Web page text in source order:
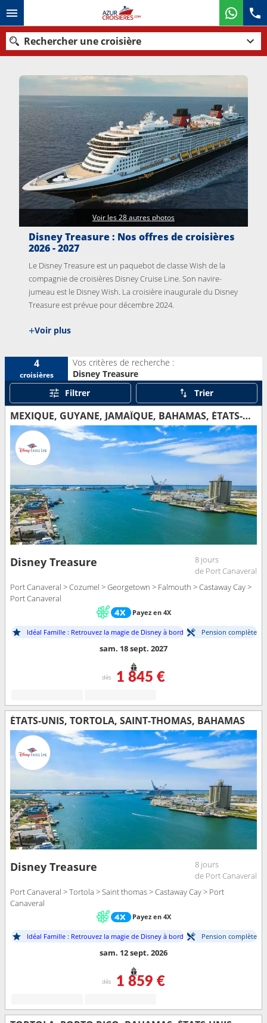
Rechercher une croisière
Nos destinations
Mois de départ
Ports Compagnies
Rechercher
Disney Treasure : Nos offres de croisières
2026 - 2027
Le Disney Treasure est un paquebot de classe Wish de la
compagnie de croisières Disney Cruise Line. Son navire-
jumeau est le Disney Wish. La croisière inaugurale du Disney
Treasure est prévue pour décembre 2024.
+Voir plus
Voir les 28 autres photos
4
croisières
Vos critères de recherche :
Disney Treasure
Filtrer
Trier
MEXIQUE, GUYANE, JAMAÏQUE, BAHAMAS, ÉTATS-UNIS
Disney Treasure
8 jours
de Port Canaveral
Port Canaveral > Cozumel > Georgetown > Falmouth > Castaway Cay >
Port Canaveral
Payez en 4X
Idéal Famille : Retrouvez la magie de Disney à bord Pension complète
sam. 18 sept. 2027
dès 1 845 €
ÉTATS-UNIS, TORTOLA, SAINT-THOMAS, BAHAMAS
Disney Treasure
8 jours
de Port Canaveral
Port Canaveral > Tortola > Saint thomas > Castaway Cay > Port
Canaveral
Payez en 4X
Idéal Famille : Retrouvez la magie de Disney à bord Pension complète
sam. 12 sept. 2026
dès 1 859 €